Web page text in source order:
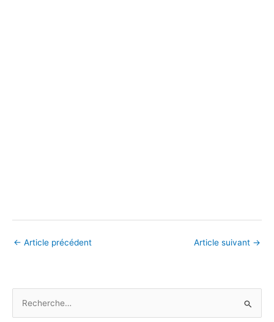
← Article précédent Article suivant →